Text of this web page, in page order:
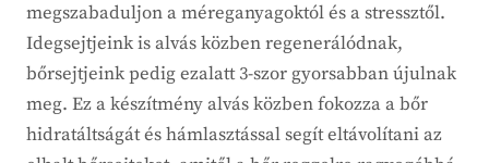
megszabaduljon a méreganyagoktól és a stressztől.
Idegsejtjeink is alvás közben regenerálódnak,
bőrsejtjeink pedig ezalatt 3-szor gyorsabban újulnak
meg. Ez a készítmény alvás közben fokozza a bőr
hidratáltságát és hámlasztással segít eltávolítani az